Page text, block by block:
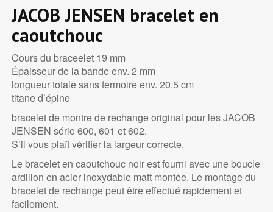
JACOB JENSEN bracelet en
caoutchouc
Cours du braceelet 19 mm
Épaisseur de la bande env. 2 mm
longueur totale sans fermoire env. 20.5 cm
titane d’épine
bracelet de montre de rechange original pour les JACOB
JENSEN série 600, 601 et 602.
S’il vous plaît vérifier la largeur correcte.
Le bracelet en caoutchouc noir est fourni avec une boucle
ardillon en acier inoxydable matt montée. Le montage du
bracelet de rechange peut être effectué rapidement et
facilement.